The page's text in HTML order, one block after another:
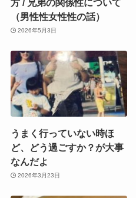
（男性性女性性の話）
2026年5月3日
うまく行っていない時ほ
ど、どう過ごすか？が大事
なんだよ
2026年3月23日